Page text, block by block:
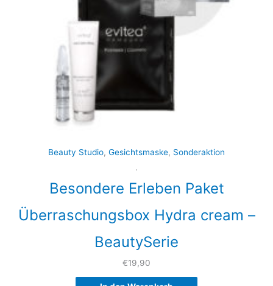
Beauty Studio, Gesichtsmaske, Sonderaktion
.
Besondere Erleben Paket
Überraschungsbox Hydra cream –
BeautySerie
€19,90